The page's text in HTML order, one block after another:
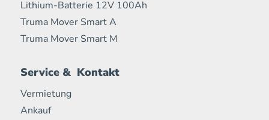
Lithium-Batterie 12V 100Ah
Truma Mover Smart A
Truma Mover Smart M
Service & Kontakt
Vermietung
Ankauf